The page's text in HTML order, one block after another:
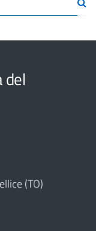
del
(TO)